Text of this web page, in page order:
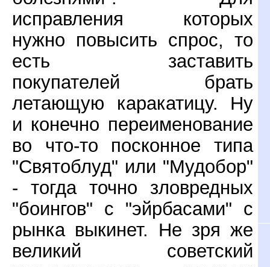
исправления которых
нужно повысить спрос, то
есть заставить
покупателей брать
летающую каракатицу. Ну
и конечно переименование
во что-то посконное типа
"Святоблуд" или "Мудобор"
- тогда точно зловредных
"боингов" с "эйрбасами" с
рынка выкинет. Не зря же
великий советский